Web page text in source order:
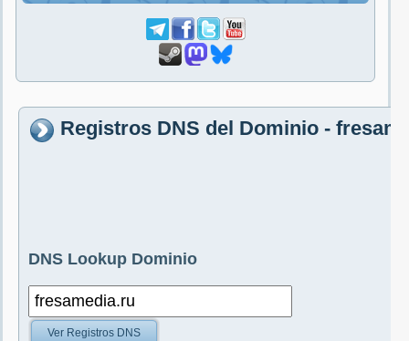
Registros DNS del Dominio -
DNS Lookup Dominio
Ver Registros DNS